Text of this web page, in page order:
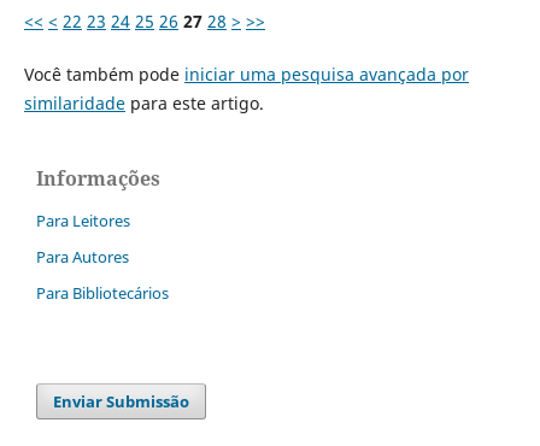
<< < 22 23 24 25 26 27 28 > >>
Você também pode iniciar uma pesquisa avançada por
similaridadepara este artigo.
Informações
Para Leitores
Para Autores
Para Bibliotecários
Enviar Submissão